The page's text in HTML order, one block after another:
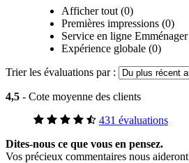
Afficher tout (0)
Premières impressions (0)
Service en ligne
Expérience globale (0)
Trier les évaluations par :
4,5 - Cote moyenne des clients
431 évaluations
Dites-nous ce que vous en pensez.
Vos précieux commentaires nous